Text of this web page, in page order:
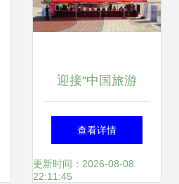
迎接“中国旅游
日”！跟着小编一起
打卡美好射阳！
查看详情
更新时间：2026-08-08
22:11:45